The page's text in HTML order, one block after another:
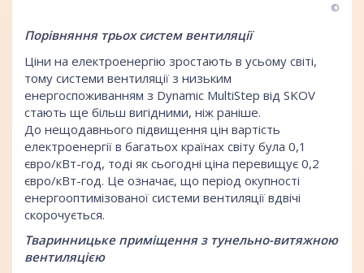
©
Порівняння трьох систем вентиляції
Ціни на електроенергію зростають в усьому світі,
тому системи вентиляції з низьким
енергоспоживанням з Dynamic MultiStep від SKOV
стають ще більш вигідними, ніж раніше.
До нещодавнього підвищення цін вартість
електроенергії в багатьох країнах світу була 0,1
євро/кВт-год, тоді як сьогодні ціна перевищує 0,2
євро/кВт-год. Це означає, що період окупності
енергооптимізованої системи вентиляції вдвічі
скорочується.
Тваринницьке приміщення з тунельно-витяжною
вентиляцією